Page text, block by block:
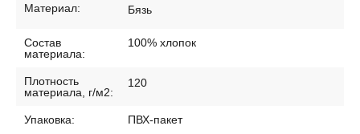
Материал: Бязь
Состав
материала:
100% хлопок
Плотность
материала, г/м2:
120
Упаковка: ПВХ-пакет